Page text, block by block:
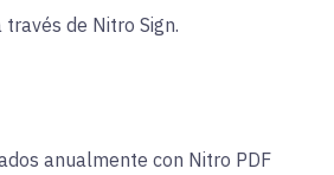
de Nitro Sign.
anualmente con Nitro PDF